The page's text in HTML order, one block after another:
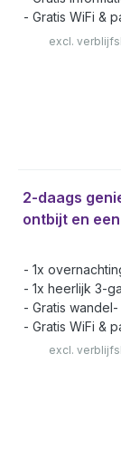
Gratis WiFi &
excl.
2-daags
ontbijt en
1x
1x heerlijk 3-
Gratis
Gratis WiFi &
excl.